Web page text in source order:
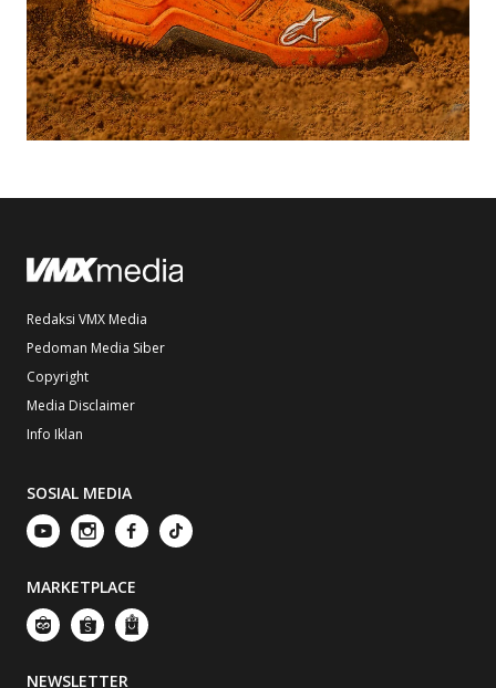
Redaksi VMX Media
Pedoman Media Siber
Copyright
Media Disclaimer
Info Iklan
SOSIAL MEDIA
MARKETPLACE
NEWSLETTER